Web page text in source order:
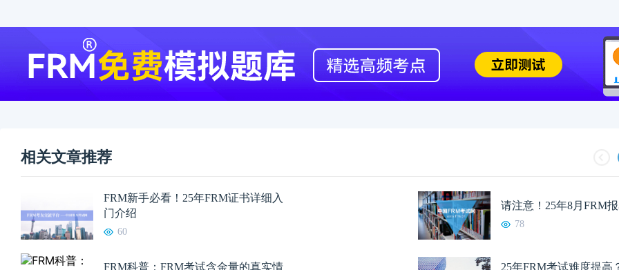
相关文章推荐
FRM新手必看！25年FRM证书详细入
门介绍
60
请注意！25年8月FRM
78
FRM科普：FRM考试含金量的真实情 25年FRM考试难度提高